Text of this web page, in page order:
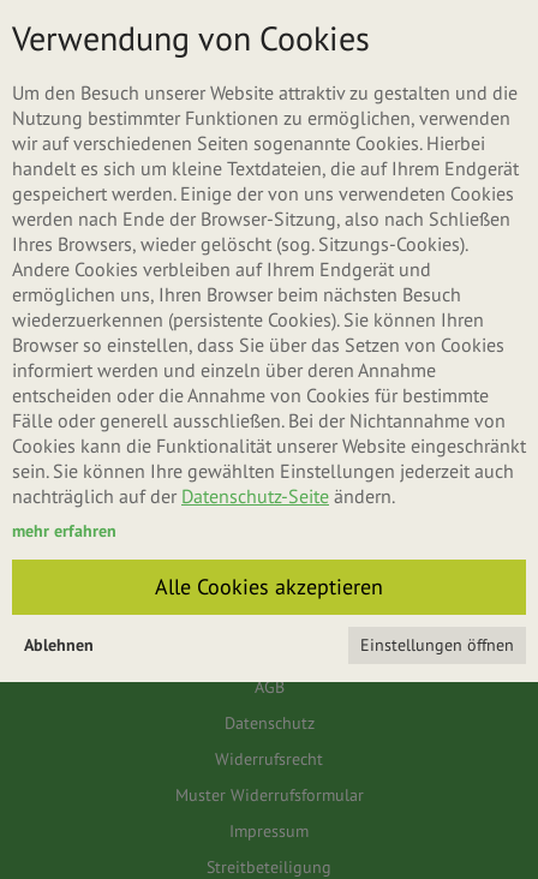
Menü
Haupt-Reiter
Neues Benutzerkonto erstellen
Anmelden(aktiver Reiter)
Neues Passwort anfordern
Benutzername oder E-Mail-Adresse*
Sie können sich mit Ihrem Benutzernamen oder Ihrer E-Mail-Adresse anmelden.
Passwort*
Für das Passwort muss die Groß-/Kleinschreibung beachtet werden.
AGB
Datenschutz
Widerrufsrecht
Muster Widerrufsformular
Impressum
Streitbeteiligung
Verwendung von Cookies
Um den Besuch unserer Website attraktiv zu gestalten und die
Nutzung bestimmter Funktionen zu ermöglichen, verwenden
wir auf verschiedenen Seiten sogenannte Cookies. Hierbei
handelt es sich um kleine Textdateien, die auf Ihrem Endgerät
gespeichert werden. Einige der von uns verwendeten Cookies
werden nach Ende der Browser-Sitzung, also nach Schließen
Ihres Browsers, wieder gelöscht (sog. Sitzungs-Cookies).
Andere Cookies verbleiben auf Ihrem Endgerät und
ermöglichen uns, Ihren Browser beim nächsten Besuch
wiederzuerkennen (persistente Cookies). Sie können Ihren
Browser so einstellen, dass Sie über das Setzen von Cookies
informiert werden und einzeln über deren Annahme
entscheiden oder die Annahme von Cookies für bestimmte
Fälle oder generell ausschließen. Bei der Nichtannahme von
Cookies kann die Funktionalität unserer Website eingeschränkt
sein. Sie können Ihre gewählten Einstellungen jederzeit auch
nachträglich auf der Datenschutz-Seite ändern.
mehr erfahren
Alle Cookies akzeptieren
Einstellungen öffnen
Ablehnen